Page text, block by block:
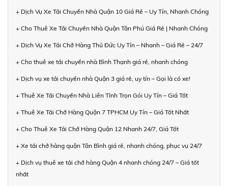
+ Dịch Vụ Xe Tải Chuyển Nhà Quận 10 Giá Rẻ – Uy Tín, Nhanh Chóng
+ Cho Thuê Xe Tải Chuyển Nhà Quận Tân Phú Giá Rẻ | Nhanh Chóng
+ Dịch Vụ Xe Tải Chở Hàng Thủ Đức Uy Tín – Nhanh – Giá Rẻ – 24/7
+ Cho thuê xe tải chuyển nhà Bình Thạnh giá rẻ, nhanh chóng
+ Dịch vụ xe tải chuyển nhà Quận 3 giá rẻ, uy tín – Gọi là có xe!
+ Thuê Xe Tải Chuyển Nhà Liên Tỉnh Trọn Gói Uy Tín – Giá Tốt
+ Thuê Xe Tải Chở Hàng Quận 7 TPHCM Uy Tín – Giá Tốt Nhất
+ Cho Thuê Xe Tải Chở Hàng Quận 12 Nhanh 24/7, Giá Tốt
+ Xe tải chở hàng quận Tân Bình giá rẻ, nhanh chóng, phục vụ 24/7
+ Dịch vụ thuê xe tải chở hàng Quận 4 nhanh chóng 24/7 – Giá tốt
nhất